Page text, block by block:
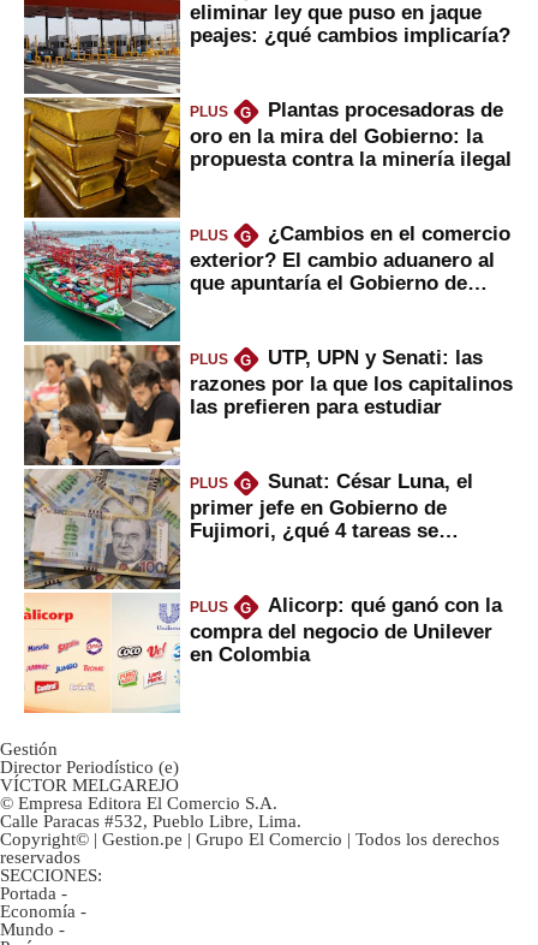
eliminar ley que puso en jaque
peajes: ¿qué cambios implicaría?
PLUS G
Plantas procesadoras de
oro en la mira del Gobierno: la
propuesta contra la minería ilegal
PLUS G
¿Cambios en el comercio
exterior? El cambio aduanero al
que apuntaría el Gobierno de
PLUS G
UTP, UPN y Senati: las
razones por la que los capitalinos
las prefieren para estudiar
PLUS G
Sunat: César Luna, el
primer jefe en Gobierno de
Fujimori, ¿qué 4 tareas se
PLUS G
Alicorp: qué ganó con la
compra del negocio de Unilever
en Colombia
Gestión
Director Periodístico (e)
VÍCTOR MELGAREJO
© Empresa Editora El Comercio S.A.
Calle Paracas #532, Pueblo Libre, Lima.
Copyright© | Gestion.pe | Grupo El Comercio | Todos los derechos
reservados
SECCIONES:
Portada -
Economía -
Mundo -